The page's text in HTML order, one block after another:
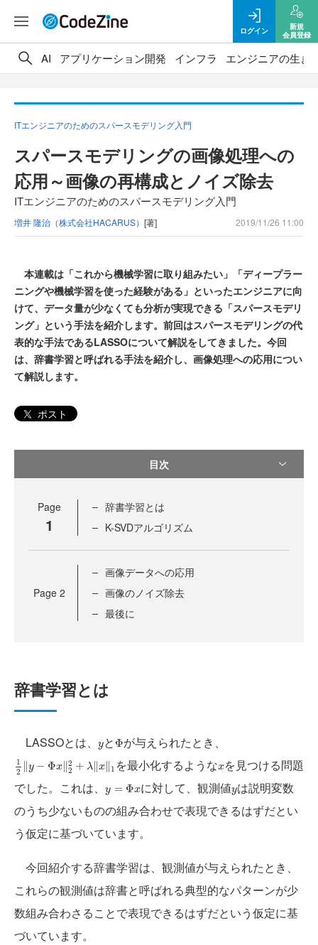
ログイン
新規
会員登録
AI アプリケーション開発 インフラ エンジニアの生き
ITエンジニアのためのスパースモデリング入門
スパースモデリングの画像処理への
応用～画像の再構成とノイズ除去
ITエンジニアのためのスパースモデリング入門
増井 隆治（株式会社HACARUS） [著] 2019/11/26 11:00
本連載は「これから機械学習に取り組みたい」「ディープラー
ニングや機械学習を使った経験がある」といったエンジニアに向
けて、データ量が少なくても分析が実現できる「スパースモデリ
ング」という手法を紹介します。前回はスパースモデリングの代
表的な手法であるLASSOについて解説をしてきました。今回
は、辞書学習と呼ばれる手法を紹介し、画像処理への応用につい
て解説します。
ポスト
目次
Page
1
辞書学習とは
K-SVDアルゴリズム
Page 2
画像データへの応用
画像のノイズ除去
最後に
辞書学習とは
LASSOとは、 y
yと Φ
Φが与えられたとき、
1
2
y − Φx∥
2
2 + λ∥ x∥ 1
1 2 Φ ‖2 + λ ‖ ‖ 1を最小化するようなx
xを見つける問題
でした。これは、
y = Φx
y =Φ x に対して、観測値y
yは説明変数
のうち少ないものの組み合わせで表現できるはずだとい
う仮定に基づいています。
今回紹介する辞書学習は、観測値が与えられたとき、
これらの観測値は辞書と呼ばれる典型的なパターンが少
数組み合わさることで表現できるはずだという仮定に基
づいています。